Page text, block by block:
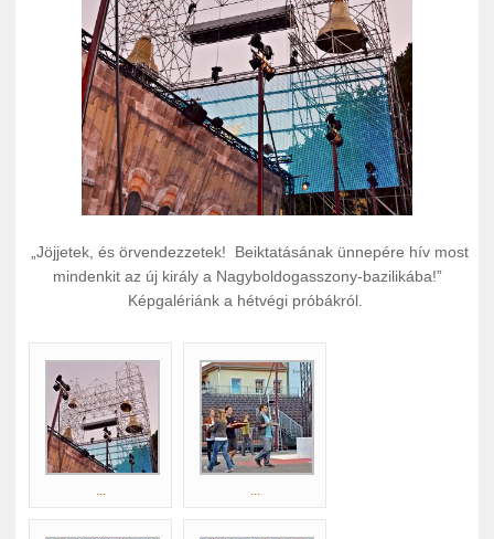
„Jöjjetek, és örvendezzetek! Beiktatásának ünnepére hív most
mindenkit az új király a Nagyboldogasszony-bazilikába!”
Képgalériánk a hétvégi próbákról.
... ...